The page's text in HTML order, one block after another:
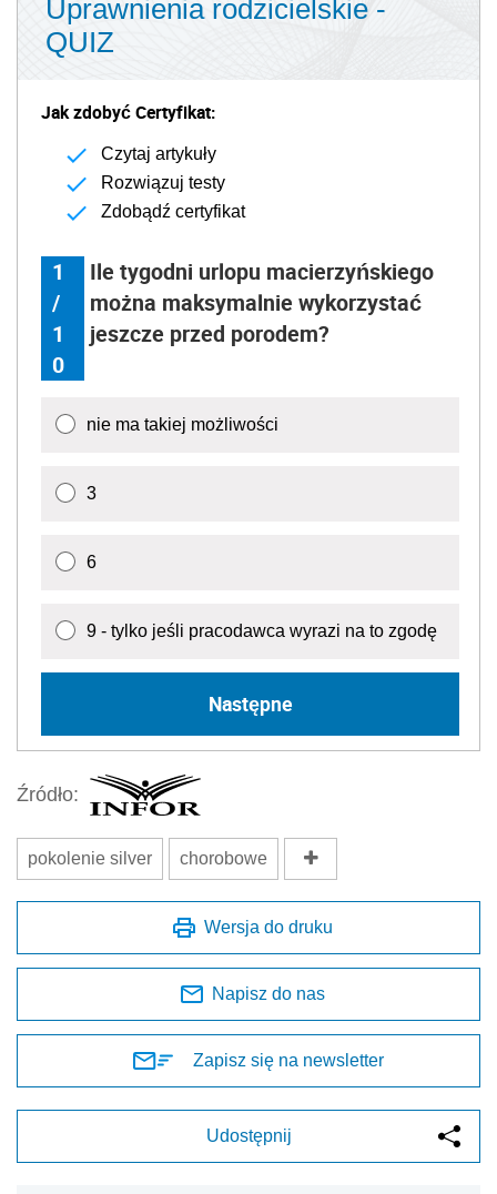
Uprawnienia rodzicielskie -
QUIZ
Jak zdobyć Certyfikat:
Czytaj artykuły
Rozwiązuj testy
Zdobądź certyfikat
1
/
1
0
Ile tygodni urlopu macierzyńskiego
można maksymalnie wykorzystać
jeszcze przed porodem?
nie ma takiej możliwości
3
6
9 - tylko jeśli pracodawca wyrazi na to zgodę
Następne
Źródło:
pokolenie silver chorobowe
Wersja do druku
Napisz do nas
Zapisz się na newsletter
Udostępnij